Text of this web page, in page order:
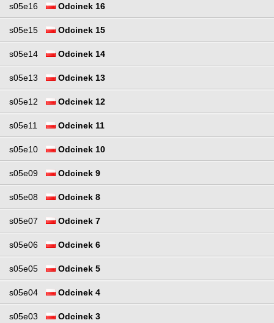
s05e16 Odcinek 16
s05e15 Odcinek 15
s05e14 Odcinek 14
s05e13 Odcinek 13
s05e12 Odcinek 12
s05e11 Odcinek 11
s05e10 Odcinek 10
s05e09 Odcinek 9
s05e08 Odcinek 8
s05e07 Odcinek 7
s05e06 Odcinek 6
s05e05 Odcinek 5
s05e04 Odcinek 4
s05e03 Odcinek 3